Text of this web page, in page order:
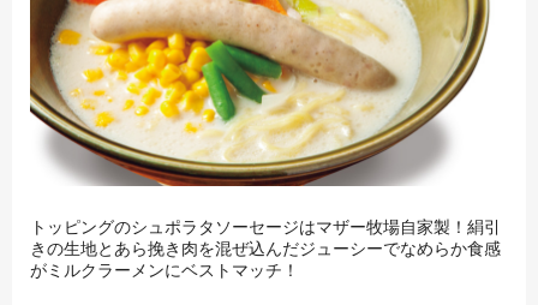
トッピングのシュポラタソーセージはマザー牧場自家製！絹引
きの生地とあら挽き肉を混ぜ込んだジューシーでなめらか食感
がミルクラーメンにベストマッチ！